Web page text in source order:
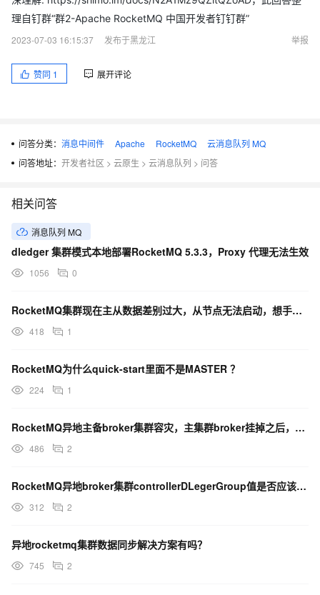
理自钉群“群2-Apache RocketMQ 中国开发者钉钉群”
2023-07-03 16:15:37
发布于黑龙江 举报
赞同 1 展开评论
问答分类： 消息中间件 Apache RocketMQ
云消息队列 MQ
问答地址： 开发者社区 > 云原生 > 云消息队列 > 问答
相关问答
消息队列 MQ
dledger 集群模式本地部署RocketMQ 5.3.3，Proxy 代理无法生效
1056 0
RocketMQ集群现在主从数据差别过大，从节点无法启动，想手工同步 问下如何操作？
418 1
RocketMQ为什么quick-start里面不是MASTER ？
224 1
RocketMQ异地主备broker集群容灾，主集群broker挂掉之后，如何消费到异地备集群消息？
486 2
RocketMQ异地broker集群controllerDLegerGroup值是否应该不一样？
312 2
异地rocketmq集群数据同步解决方案有吗？
745 2